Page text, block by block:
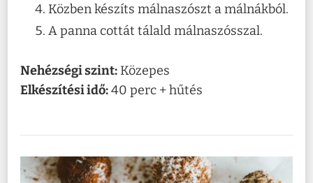
Közben készíts málnaszószt a málnákból.
A panna cottát tálald málnaszósszal.
Nehézségi szint: Közepes
Elkészítési idő:40 perc + hűtés